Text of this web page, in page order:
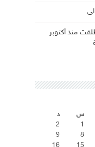
منذ أكتوبر
س
د
1
2
8
9
15
16